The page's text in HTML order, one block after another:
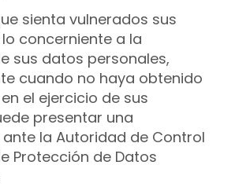
sienta vulnerados sus
concerniente a la
sus datos personales,
cuando no haya obtenido
el ejercicio de sus
presentar una
la Autoridad de Control
Protección de Datos